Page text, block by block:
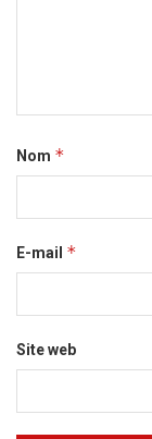
Nom *
E-mail *
Site web